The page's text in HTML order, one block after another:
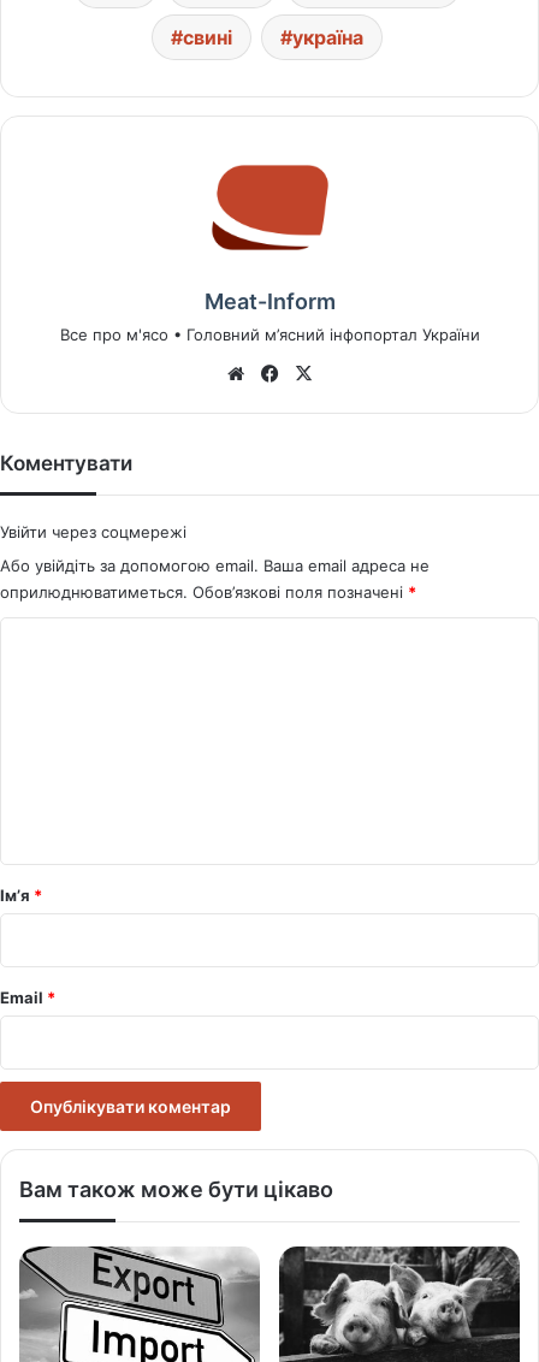
свині україна
Meat-Inform
Все про м'ясо • Головний м’ясний інфопортал України
We
Fa
Коментувати
Увійти через соцмережі
Або увійдіть за допомогою email. Ваша email адреса не
оприлюднюватиметься. Обов’язкові поля позначені *
р
Ім’я *
Email *
Вам також може бути цікаво